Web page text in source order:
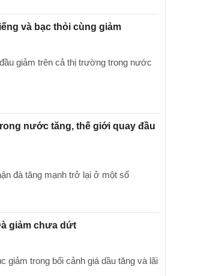
và bạc thỏi cùng giảm
giảm trên cả thị trường trong nước
nước tăng, thế giới quay đầu
đà tăng mạnh trở lại ở một số
giảm chưa dứt
giảm trong bối cảnh giá dầu tăng và lãi